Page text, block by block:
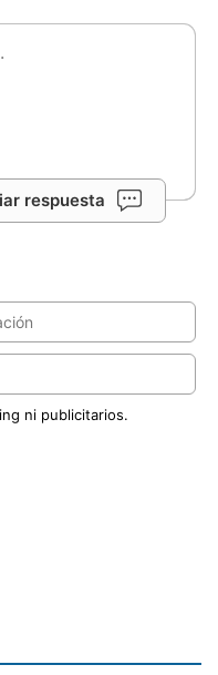
respuesta
ni publicitarios.